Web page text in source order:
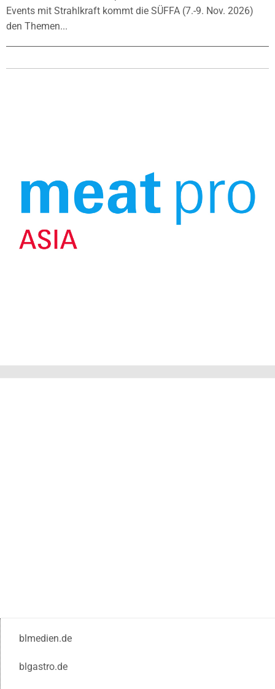
Events mit Strahlkraft kommt die SÜFFA (7.-9. Nov. 2026)
den Themen...
blmedien.de
blgastro.de